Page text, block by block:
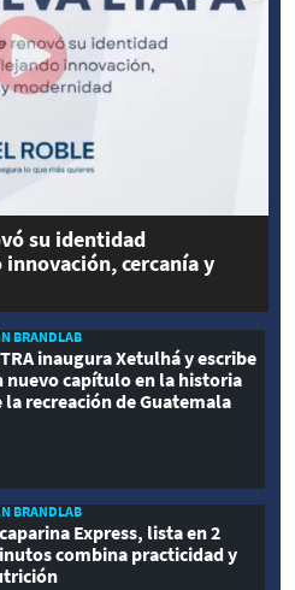
su identidad
cercanía y
BRANDLAB
inaugura Xetulhá y escribe
nuevo capítulo en la historia
la recreación de Guatemala
BRANDLAB
Express, lista en 2
combina practicidad y